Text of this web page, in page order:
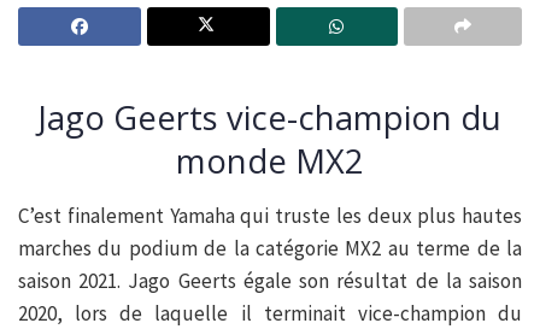
Jago Geerts vice-champion du
monde MX2
C’est finalement Yamaha qui truste les deux plus hautes
marches du podium de la catégorie MX2 au terme de la
saison 2021. Jago Geerts égale son résultat de la saison
2020, lors de laquelle il terminait vice-champion du